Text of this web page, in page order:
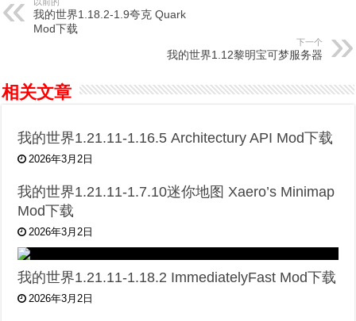
我的世界1.18.2-1.9夸克 Quark
Mod下载
下一个
我的世界1.12黎明宝可梦服务器
相关文章
我的世界1.21.11-1.16.5 Architectury API Mod下载
2026年3月2日
我的世界1.21.11-1.7.10迷你地图 Xaero’s Minimap
Mod下载
2026年3月2日
我的世界1.21.11-1.18.2 ImmediatelyFast Mod下载
2026年3月2日